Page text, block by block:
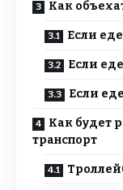
Как
Если
Если
Если
Как будет
транспорт